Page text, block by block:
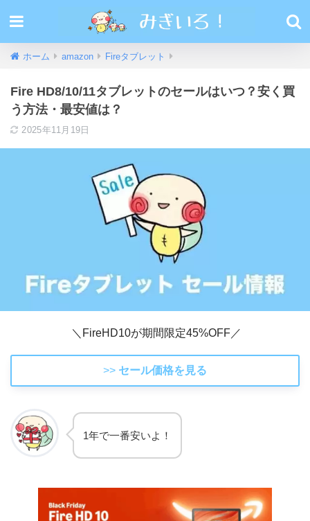
ホーム amazon Fireタブレット
Fire HD8/10/11タブレットのセールはいつ？安く買
う方法・最安値は？
2025年11月19日
＼FireHD10が期間限定45%OFF／
>> セール価格を見る
1年で一番安いよ！